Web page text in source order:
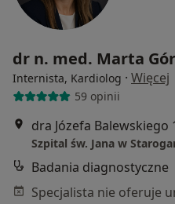
dr n. med. Marta
Internista, Kardiolog · Więcej
59 opinii
Szpital św. Jana w
Badania diagnostyczne